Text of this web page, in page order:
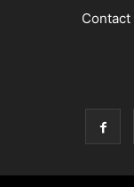
Contact